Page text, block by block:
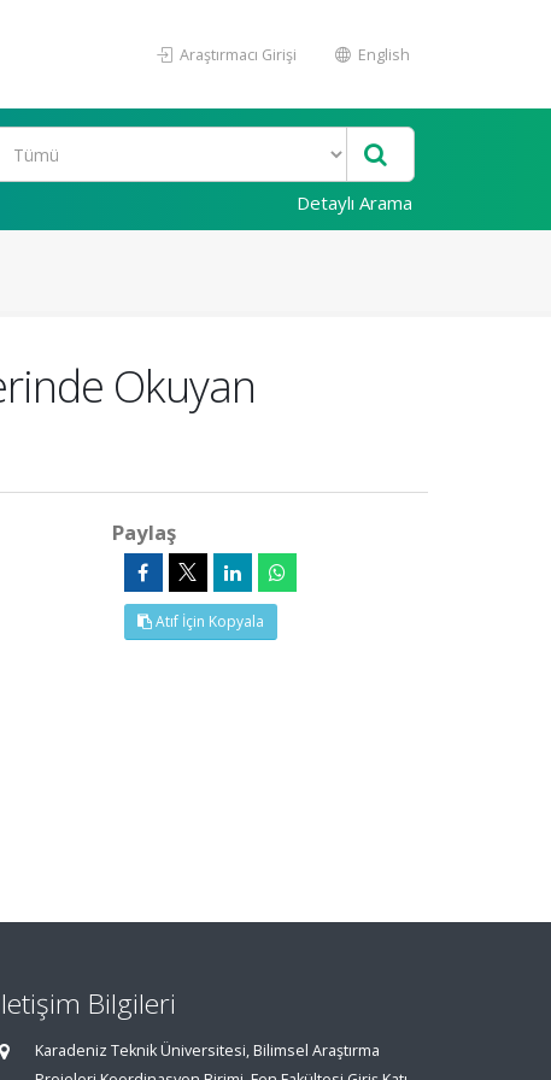
Araştırmacı Girişi English
Detaylı Arama
Okuyan
Paylaş
Atıf İçin Kopyala
Bilgileri
Karadeniz Teknik Üniversitesi, Bilimsel Araştırma